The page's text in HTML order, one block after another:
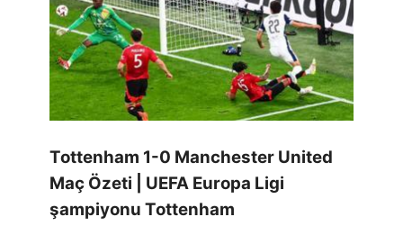
Tottenham 1-0 Manchester United
Maç Özeti | UEFA Europa Ligi
şampiyonu Tottenham